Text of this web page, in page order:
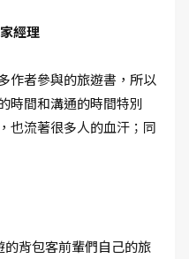
經理
作者參與的旅遊書，所以
時間和溝通的時間特別
也流著很多人的血汗；同
的背包客前輩們自己的旅